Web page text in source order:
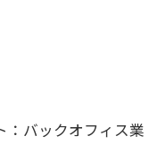
：バックオフィス業